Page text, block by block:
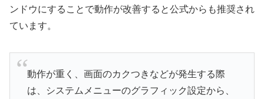
ンドウにすることで動作が改善すると公式からも推奨され
ています。
動作が重く、画面のカクつきなどが発生する際
は、システムメニューのグラフィック設定から、